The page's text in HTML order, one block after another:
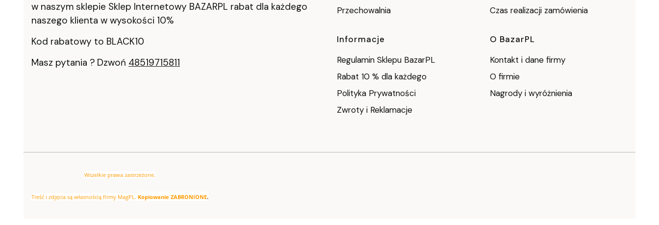
w naszym sklepie Sklep Internetowy BAZARPL rabat dla każdego
naszego klienta w wysokości 10%
Kod rabatowy to BLACK10
Masz pytania ? Dzwoń 48519715811
Przechowalnia
Czas realizacji zamówienia
Informacje
Regulamin Sklepu BazarPL
Rabat 10 % dla każdego
Polityka Prywatności
Zwroty i Reklamacje
O BazarPL
Kontakt i dane firmy
O firmie
Nagrody i wyróżnienia
Wszelkie prawa zastrzeżone.
Treść i zdjęcia są własnością firmy MagPL. Kopiowanie ZABRONIONE.